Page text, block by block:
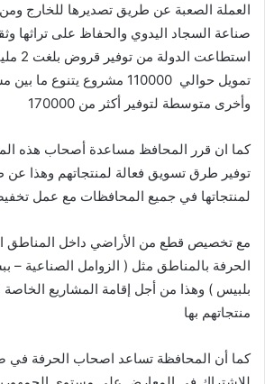
العملة الصعبة عن طريق تصديرها للخارج
صناعة السجاد اليدوي والحفاظ على تراثها
تمويل حوالي 110000 مشروع
وأخرى متوسطة لتوفير أكثر من 170000
كما ان قرر المحافظ مساعدة أصحاب هذه
توفير طرق تسويق فعالة لمنتجاتهم وهذا عن
لمنتجاتها في جميع المحافظات مع عمل
مع تخصيص قطع من الأراضي داخل المناطق
الحرفة بالمناطق مثل ( الزوامل الصناعية –
بلبيس ) وهذا من أجل إقامة المشاريع
منتجاتهم بها
كما أن المحافظة تساعد اصحاب الحرفة في